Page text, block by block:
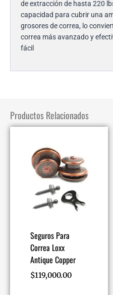
de extracción de hasta 220
capacidad para cubrir una
grosores de correa, lo
correa más avanzado y
fácil
Productos Relacionados
Seguros Para
Correa Loxx
Antique Copper
$119,000.00